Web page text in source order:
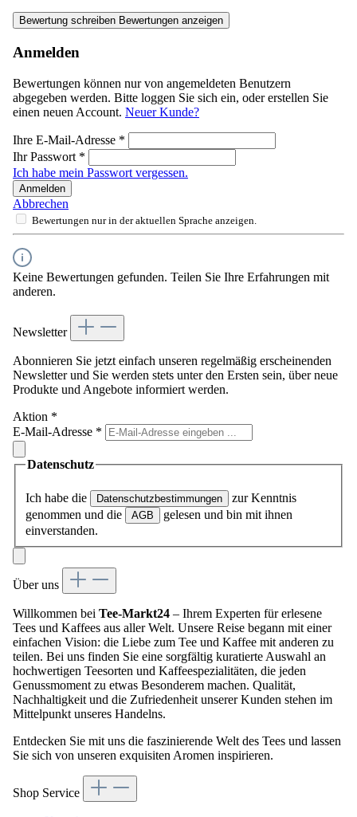
Bewertung schreiben Bewertungen anzeigen
Anmelden
Bewertungen können nur von angemeldeten Benutzern
abgegeben werden. Bitte loggen Sie sich ein, oder erstellen Sie
einen neuen Account. Neuer Kunde?
Ihre E-Mail-Adresse *
Ihr Passwort *
Ich habe mein Passwort vergessen.
Anmelden
Abbrechen
Bewertungen nur in der aktuellen Sprache anzeigen.
Keine Bewertungen gefunden. Teilen Sie Ihre Erfahrungen mit
anderen.
Newsletter
Abonnieren Sie jetzt einfach unseren regelmäßig erscheinenden
Newsletter und Sie werden stets unter den Ersten sein, über neue
Produkte und Angebote informiert werden.
Aktion *
E-Mail-Adresse *
Datenschutz
Ich habe die Datenschutzbestimmungen
zur Kenntnis
genommen und die
AGB
gelesen und bin mit ihnen
einverstanden.
Über uns
Willkommen bei Tee-Markt24 – Ihrem Experten für erlesene
Tees und Kaffees aus aller Welt. Unsere Reise begann mit einer
einfachen Vision: die Liebe zum Tee und Kaffee mit anderen zu
teilen. Bei uns finden Sie eine sorgfältig kuratierte Auswahl an
hochwertigen Teesorten und Kaffeespezialitäten, die jeden
Genussmoment zu etwas Besonderem machen. Qualität,
Nachhaltigkeit und die Zufriedenheit unserer Kunden stehen im
Mittelpunkt unseres Handelns.
Entdecken Sie mit uns die faszinierende Welt des Tees und lassen
Sie sich von unseren exquisiten Aromen inspirieren.
Shop Service